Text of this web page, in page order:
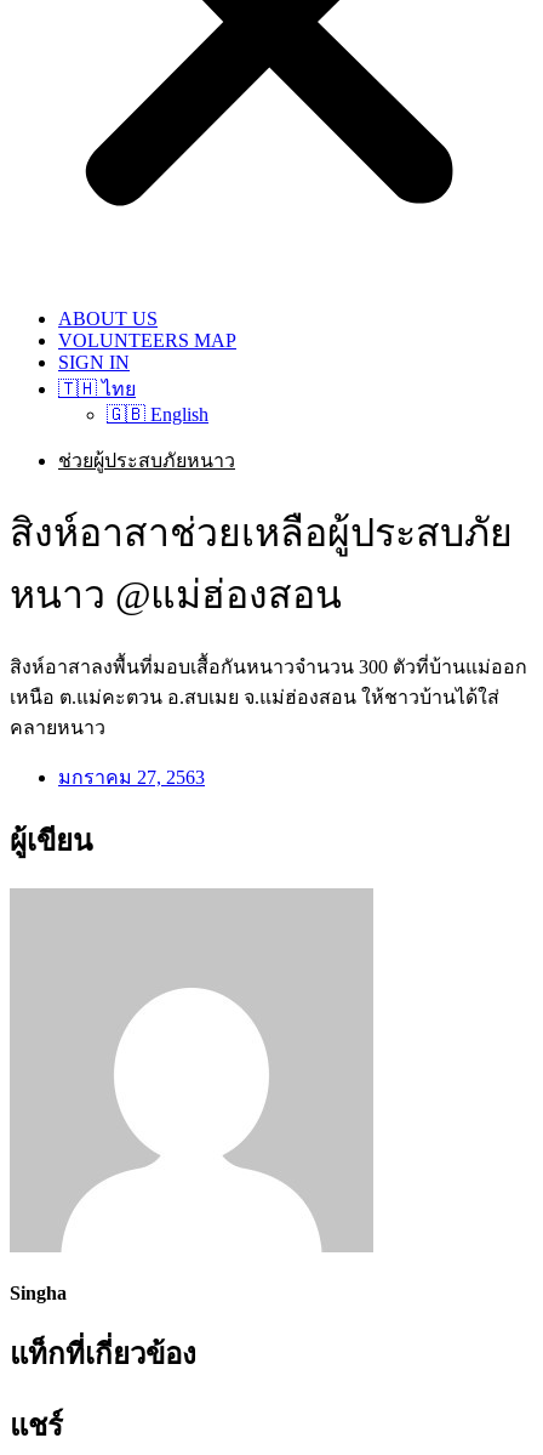
ABOUT US
VOLUNTEERS MAP
SIGN IN
🇹🇭 ไทย
🇬🇧 English
ช่วยผู้ประสบภัยหนาว
สิงห์อาสาช่วยเหลือผู้ประสบภัย
หนาว @แม่ฮ่องสอน
สิงห์อาสาลงพื้นที่มอบเสื้อกันหนาวจำนวน 300 ตัวที่บ้านแม่ออก
เหนือ ต.แม่คะตวน อ.สบเมย จ.แม่ฮ่องสอน ให้ชาวบ้านได้ใส่
คลายหนาว
มกราคม 27, 2563
ผู้เขียน
Singha
แท็กที่เกี่ยวข้อง
แชร์